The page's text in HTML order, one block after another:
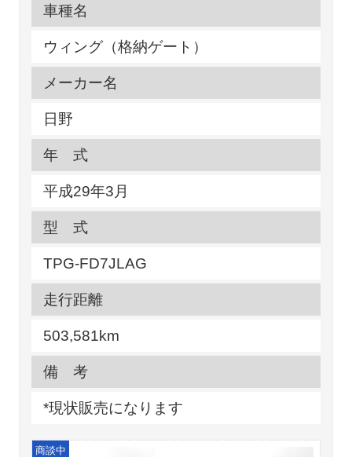
車種名
ウィング（格納ゲート）
メーカー名
日野
年 式
平成29年3月
型 式
TPG-FD7JLAG
走行距離
503,581km
備 考
*現状販売になります
商談中